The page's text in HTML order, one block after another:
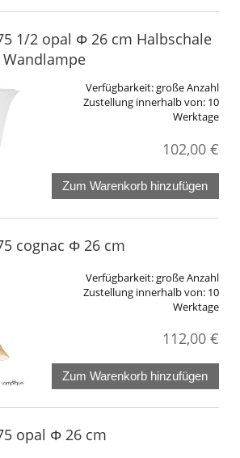
1/2 opal Φ 26 cm Halbschale
Verfügbarkeit:große Anzahl
Zustellung innerhalb von: 10
Werktage
102,00 €
Zum Warenkorb hinzufügen
cognac Φ 26 cm
Verfügbarkeit:große Anzahl
Zustellung innerhalb von: 10
Werktage
112,00 €
Zum Warenkorb hinzufügen
opal Φ 26 cm